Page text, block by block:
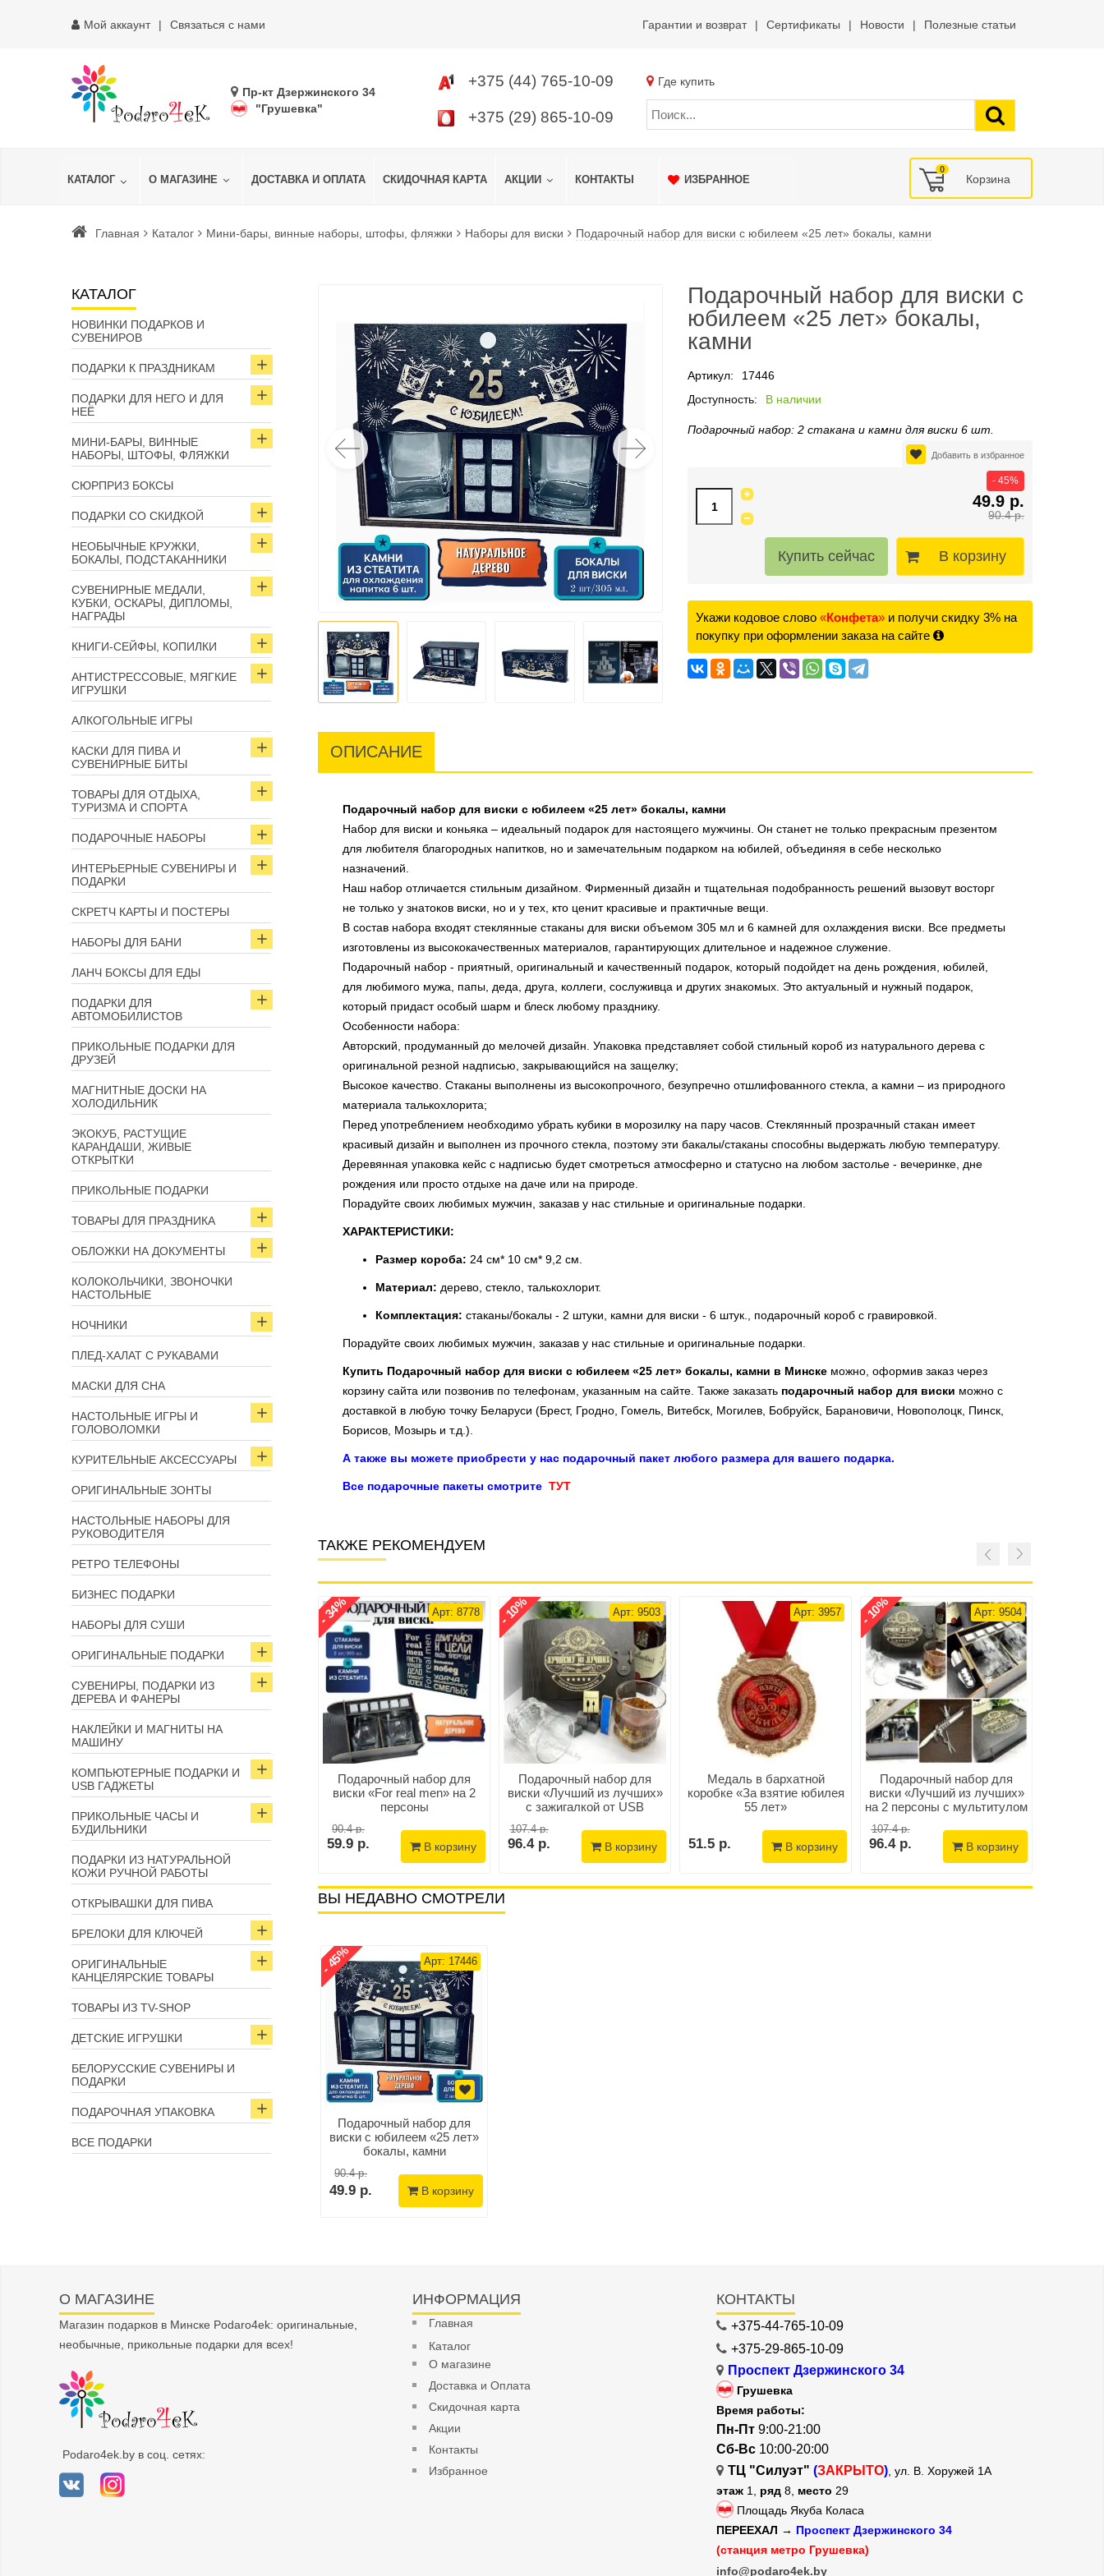
Мой аккаунт Связаться с нами Гарантии и возврат Сертификаты Новости Полезные статьи
Пр-кт Дзержинского 34
"Грушевка"
+375 (44) 765-10-09
+375 (29) 865-10-09
Где купить
КАТАЛОГ О МАГАЗИНЕ ДОСТАВКА И ОПЛАТА СКИДОЧНАЯ КАРТА АКЦИИ КОНТАКТЫ ИЗБРАННОЕ
0
Главная Каталог Мини-бары, винные наборы, штофы, фляжки Наборы для виски Подарочный набор для виски с юбилеем «25 лет» бокалы, камни
КАТАЛОГ
НОВИНКИ ПОДАРКОВ И
СУВЕНИРОВ
ПОДАРКИ К ПРАЗДНИКАМ
ПОДАРКИ ДЛЯ НЕГО И ДЛЯ
НЕЁ
МИНИ-БАРЫ, ВИННЫЕ
НАБОРЫ, ШТОФЫ, ФЛЯЖКИ
СЮРПРИЗ БОКСЫ
ПОДАРКИ СО СКИДКОЙ
НЕОБЫЧНЫЕ КРУЖКИ,
БОКАЛЫ, ПОДСТАКАННИКИ
СУВЕНИРНЫЕ МЕДАЛИ,
КУБКИ, ОСКАРЫ, ДИПЛОМЫ,
НАГРАДЫ
КНИГИ-СЕЙФЫ, КОПИЛКИ
АНТИСТРЕССОВЫЕ, МЯГКИЕ
ИГРУШКИ
АЛКОГОЛЬНЫЕ ИГРЫ
КАСКИ ДЛЯ ПИВА И
СУВЕНИРНЫЕ БИТЫ
ТОВАРЫ ДЛЯ ОТДЫХА,
ТУРИЗМА И СПОРТА
ПОДАРОЧНЫЕ НАБОРЫ
ИНТЕРЬЕРНЫЕ СУВЕНИРЫ И
ПОДАРКИ
СКРЕТЧ КАРТЫ И ПОСТЕРЫ
НАБОРЫ ДЛЯ БАНИ
ЛАНЧ БОКСЫ ДЛЯ ЕДЫ
ПОДАРКИ ДЛЯ
АВТОМОБИЛИСТОВ
ПРИКОЛЬНЫЕ ПОДАРКИ ДЛЯ
ДРУЗЕЙ
МАГНИТНЫЕ ДОСКИ НА
ХОЛОДИЛЬНИК
ЭКОКУБ, РАСТУЩИЕ
КАРАНДАШИ, ЖИВЫЕ
ОТКРЫТКИ
ПРИКОЛЬНЫЕ ПОДАРКИ
ТОВАРЫ ДЛЯ ПРАЗДНИКА
ОБЛОЖКИ НА ДОКУМЕНТЫ
КОЛОКОЛЬЧИКИ, ЗВОНОЧКИ
НАСТОЛЬНЫЕ
НОЧНИКИ
ПЛЕД-ХАЛАТ С РУКАВАМИ
МАСКИ ДЛЯ СНА
НАСТОЛЬНЫЕ ИГРЫ И
ГОЛОВОЛОМКИ
КУРИТЕЛЬНЫЕ АКСЕССУАРЫ
ОРИГИНАЛЬНЫЕ ЗОНТЫ
НАСТОЛЬНЫЕ НАБОРЫ ДЛЯ
РУКОВОДИТЕЛЯ
РЕТРО ТЕЛЕФОНЫ
БИЗНЕС ПОДАРКИ
НАБОРЫ ДЛЯ СУШИ
ОРИГИНАЛЬНЫЕ ПОДАРКИ
СУВЕНИРЫ, ПОДАРКИ ИЗ
ДЕРЕВА И ФАНЕРЫ
НАКЛЕЙКИ И МАГНИТЫ НА
МАШИНУ
КОМПЬЮТЕРНЫЕ ПОДАРКИ И
USB ГАДЖЕТЫ
ПРИКОЛЬНЫЕ ЧАСЫ И
БУДИЛЬНИКИ
ПОДАРКИ ИЗ НАТУРАЛЬНОЙ
КОЖИ РУЧНОЙ РАБОТЫ
ОТКРЫВАШКИ ДЛЯ ПИВА
БРЕЛОКИ ДЛЯ КЛЮЧЕЙ
ОРИГИНАЛЬНЫЕ
КАНЦЕЛЯРСКИЕ ТОВАРЫ
ТОВАРЫ ИЗ TV-SHOP
ДЕТСКИЕ ИГРУШКИ
БЕЛОРУССКИЕ СУВЕНИРЫ И
ПОДАРКИ
ПОДАРОЧНАЯ УПАКОВКА
ВСЕ ПОДАРКИ
Подарочный набор для виски с
юбилеем «25 лет» бокалы,
камни
Артикул:
17446
Доступность:
В наличии
Подарочный набор: 2 стакана и камни для виски 6 шт.
Добавить в избранное
90.4 р.
49.9 р.
- 45%
В корзину
Укажи кодовое слово «Конфета» и получи скидку 3% на
покупку при оформлении заказа на сайте
ОПИСАНИЕ
Подарочный набор для виски с юбилеем «25 лет» бокалы, камни
Набор для виски и коньяка – идеальный подарок для настоящего мужчины. Он станет не только прекрасным презентом
для любителя благородных напитков, но и замечательным подарком на юбилей, объединяя в себе несколько
назначений.
Наш набор отличается стильным дизайном. Фирменный дизайн и тщательная подобранность решений вызовут восторг
не только у знатоков виски, но и у тех, кто ценит красивые и практичные вещи.
В состав набора входят стеклянные стаканы для виски объемом 305 мл и 6 камней для охлаждения виски. Все предметы
изготовлены из высококачественных материалов, гарантирующих длительное и надежное служение.
Подарочный набор - приятный, оригинальный и качественный подарок, который подойдет на день рождения, юбилей,
для любимого мужа, папы, деда, друга, коллеги, сослуживца и других знакомых. Это актуальный и нужный подарок,
который придаст особый шарм и блеск любому празднику.
Особенности набора:
Авторский, продуманный до мелочей дизайн. Упаковка представляет собой стильный короб из натурального дерева с
оригинальной резной надписью, закрывающийся на защелку;
Высокое качество. Стаканы выполнены из высокопрочного, безупречно отшлифованного стекла, а камни – из природного
материала талькохлорита;
Перед употреблением необходимо убрать кубики в морозилку на пару часов. Стеклянный прозрачный стакан имеет
красивый дизайн и выполнен из прочного стекла, поэтому эти бакалы/стаканы способны выдержать любую температуру.
Деревянная упаковка кейс с надписью будет смотреться атмосферно и статусно на любом застолье - вечеринке, дне
рождения или просто отдыхе на даче или на природе.
Порадуйте своих любимых мужчин, заказав у нас стильные и оригинальные подарки.
ХАРАКТЕРИСТИКИ:
Размер короба: 24 см* 10 см* 9,2 см.
Материал: дерево, стекло, талькохлорит.
Комплектация: стаканы/бокалы - 2 штуки, камни для виски - 6 штук., подарочный короб с гравировкой.
Порадуйте своих любимых мужчин, заказав у нас стильные и оригинальные подарки.
Купить Подарочный набор для виски с юбилеем «25 лет» бокалы, камни в Минске можно, оформив заказ через
корзину сайта или позвонив по телефонам, указанным на сайте. Также заказать подарочный набор для виски можно с
доставкой в любую точку Беларуси (Брест, Гродно, Гомель, Витебск, Могилев, Бобруйск, Барановичи, Новополоцк, Пинск,
Борисов, Мозырь и т.д.).
А также вы можете приобрести у нас подарочный пакет любого размера для вашего подарка.
Все подарочные пакеты смотрите ТУТ
ТАКЖЕ РЕКОМЕНДУЕМ
набор в портфеле
бани» 5 в 1 серый
Комплект «ГОЛОВОЛОМКА
НА БУТЫЛКУ+КАМНИ ДЛЯ
64.9 р.
- 14% Арт: 8778
Подарочный набор для
виски «For real men» на 2
персоны
90.4 р.
59.9 р.
- 34%
В корзину
Арт: 9503
Подарочный набор для
виски «Лучший из лучших»
с зажигалкой от USB
107.4 р.
96.4 р.
- 10%
В корзину
Арт: 3957
Медаль в бархатной
коробке «За взятие юбилея
55 лет»
51.5 р. В корзину
Арт: 9504
Подарочный набор для
виски «Лучший из лучших»
на 2 персоны с мультитулом
107.4 р.
96.4 р.
- 10%
В корзину
ВЫ НЕДАВНО СМОТРЕЛИ
Арт: 17446
Подарочный набор для
виски с юбилеем «25 лет»
бокалы, камни
90.4 р.
49.9 р.
- 45%
В корзину
О МАГАЗИНЕ
Магазин подарков в Минске Podaro4ek: оригинальные,
необычные, прикольные подарки для всех!
Podaro4ek.by в соц. сетях:
ИНФОРМАЦИЯ
Главная
Каталог
О магазине
Доставка и Оплата
Скидочная карта
Акции
Контакты
Избранное
КОНТАКТЫ
+375-44-765-10-09
+375-29-865-10-09
Проспект Дзержинского 34
Грушевка
Время работы:
Пн-Пт 9:00-21:00
Сб-Вс 10:00-20:00
ТЦ "Силуэт" (ЗАКРЫТО) , ул. В. Хоружей 1А
этаж 1, ряд 8, место 29
Площадь Якуба Коласа
ПЕРЕЕХАЛ → Проспект Дзержинского 34
(станция метро Грушевка)
info@podaro4ek.by